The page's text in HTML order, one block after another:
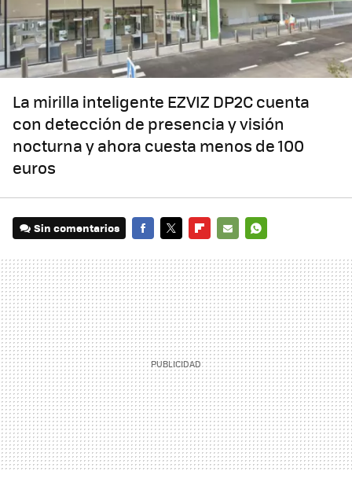
La mirilla inteligente EZVIZ DP2C cuenta
con detección de presencia y visión
nocturna y ahora cuesta menos de 100
euros
Sin comentarios
MAIL